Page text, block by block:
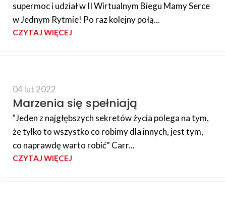
supermoc i udział w II Wirtualnym Biegu Mamy Serce
w Jednym Rytmie! Po raz kolejny połą...
CZYTAJ WIĘCEJ
04 lut 2022
Marzenia się spełniają
"Jeden z najgłębszych sekretów życia polega na tym,
że tylko to wszystko co robimy dla innych, jest tym,
co naprawdę warto robić” Carr...
CZYTAJ WIĘCEJ